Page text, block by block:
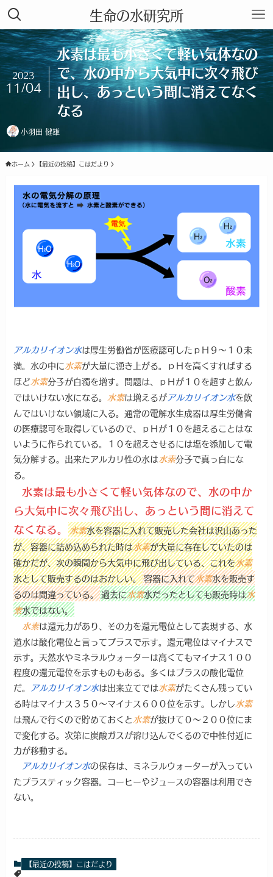
生命の水研究所
水素は最も小さくて軽い気体なの
で、水の中から大気中に次々飛び
出し、あっという間に消えてなく
なる
2023
11/04
小羽田 健雄
ホーム 【最近の投稿】こはだより
アルカリイオン水は厚生労働省が医療認可したｐＨ９～１０未
満。水の中に水素が大量に湧き上がる。ｐＨを高くすればする
ほど水素分子が白濁を増す。問題は、ｐＨが１０を超すと飲ん
ではいけない水になる。 水素は増えるがアルカリイオン水を飲
んではいけない領域に入る。通常の電解水生成器は厚生労働省
の医療認可を取得しているので、ｐＨが１０を超えることはな
いように作られている。１０を超えさせるには塩を添加して電
気分解する。出来たアルカリ性の水は水素分子で真っ白にな
る。
水素は最も小さくて軽い気体なので、水の中か
ら大気中に次々飛び出し、あっという間に消えて
なくなる。水素水を容器に入れて販売した会社は沢山あった
が、容器に詰め込められた時は水素が大量に存在していたのは
確かだが、次の瞬間から大気中に飛び出している、これを水素
水として販売するのはおかしい。容器に入れて水素水を販売す
るのは間違っている。過去に水素水だったとしても販売時は水
素水ではない。
水素は還元力があり、その力を還元電位として表現する、水
道水は酸化電位と言ってプラスで示す。還元電位はマイナスで
示す。天然水やミネラルウォーターは高くてもマイナス１００
程度の還元電位を示すものもある。多くはプラスの酸化電位
だ。
アルカリイオン水は出来立てでは水素がたくさん残ってい
る時はマイナス３５０～マイナス６００位を示す。しかし水素
は飛んで行くので貯めておくと水素が抜けて０～２００位にま
で変化する。次第に炭酸ガスが溶け込んでくるので中性付近に
力が移動する。
アルカリイオン水の保存は、ミネラルウォーターが入ってい
たプラスティック容器。コーヒーやジュースの容器は利用でき
ない。
【最近の投稿】こはだより